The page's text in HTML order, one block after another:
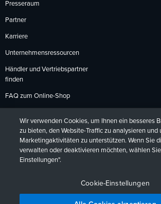
Presseraum
Partner
Karriere
Unternehmensressourcen
Händler und Vertriebspartner
finden
FAQ zum Online-Shop
Rückgabebedingungen
DeutschFrançaisEspañol日本語
Wir verwenden Cookies, um Ihnen ein besseres
zu bieten, den Website-Traffic zu analysieren und
Marketingaktivitäten zu unterstützen. Wenn Sie
verwalten oder deaktivieren möchten, wählen
Einstellungen".
Cookie-Einstellungen